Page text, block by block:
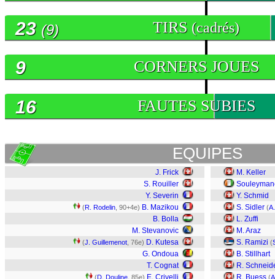
TIRS (cadrés)
23 (9)
CORNERS JOUES
9
FAUTES SUBIES
16
EQUIPES
J. Frick
S. Rouiller
Y. Severin
(R. Rodelin , 90+4e) B. Mazikou
B. Bolla
M. Stevanovic
(J. Guillemenot , 76e) D. Kutesa
G. Ondoua
T. Cognat
(D. Douline , 85e) E. Crivelli
M. Keller
Y. Schmid
S. Sidler (
L. Zuffi
M. Araz
S. Ramizi (
B. Stillhart
R.
R. Buess (